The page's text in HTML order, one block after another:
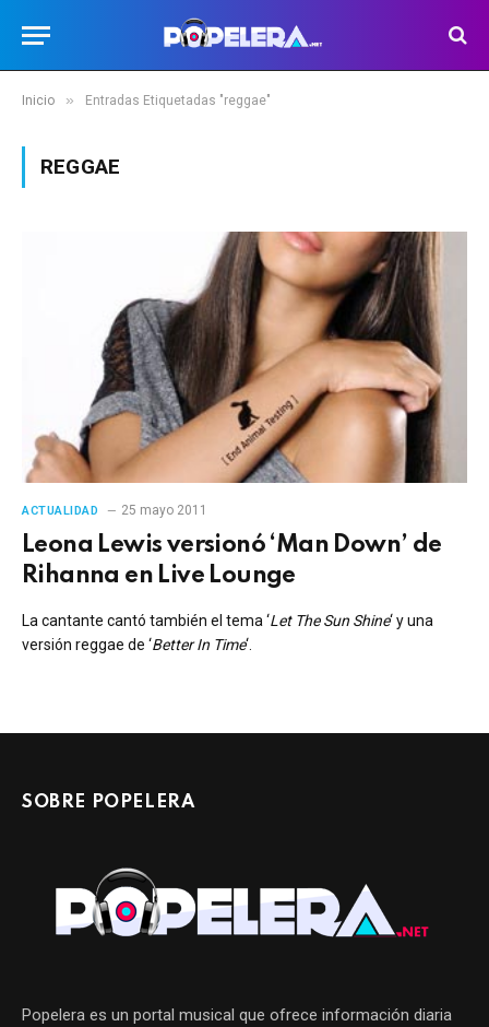
Inicio » Entradas Etiquetadas "reggae"
REGGAE
ACTUALIDAD 25 mayo 2011
Leona Lewis versionó ‘Man Down’ de
Rihanna en Live Lounge
La cantante cantó también el tema ‘Let The Sun Shine‘ y una
versión reggae de ‘Better In Time‘.
SOBRE POPELERA
Popelera es un portal musical que ofrece información diaria